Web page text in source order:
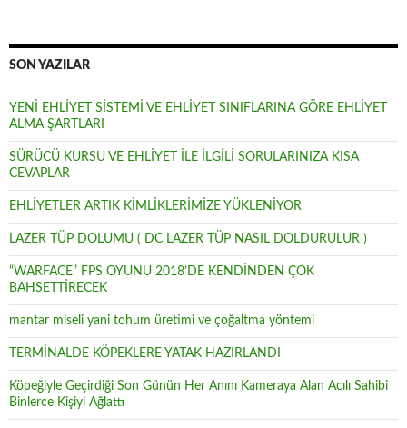
SON YAZILAR
YENİ EHLİYET SİSTEMİ VE EHLİYET SINIFLARINA GÖRE EHLİYET
ALMA ŞARTLARI
SÜRÜCÜ KURSU VE EHLİYET İLE İLGİLİ SORULARINIZA KISA
CEVAPLAR
EHLİYETLER ARTIK KİMLİKLERİMİZE YÜKLENİYOR
LAZER TÜP DOLUMU ( DC LAZER TÜP NASIL DOLDURULUR )
“WARFACE” FPS OYUNU 2018’DE KENDİNDEN ÇOK
BAHSETTİRECEK
mantar miseli yani tohum üretimi ve çoğaltma yöntemi
TERMİNALDE KÖPEKLERE YATAK HAZIRLANDI
Köpeğiyle Geçirdiği Son Günün Her Anını Kameraya Alan Acılı Sahibi
Binlerce Kişiyi Ağlattı